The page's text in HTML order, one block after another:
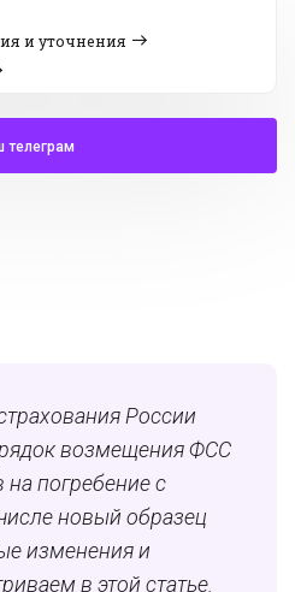
и уточнения
телеграм
России
возмещения ФСС
погребение с
новый образец
изменения и
в этой статье.